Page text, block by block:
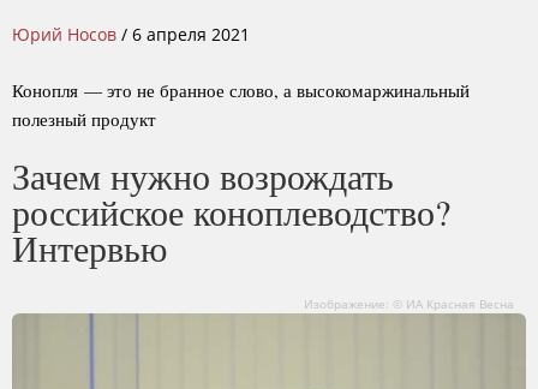
Юрий Носов / 6 апреля 2021
Конопля — это не бранное слово, а высокомаржинальный
полезный продукт
Зачем нужно возрождать
российское коноплеводство?
Интервью
Изображение: © ИА Красная Весна